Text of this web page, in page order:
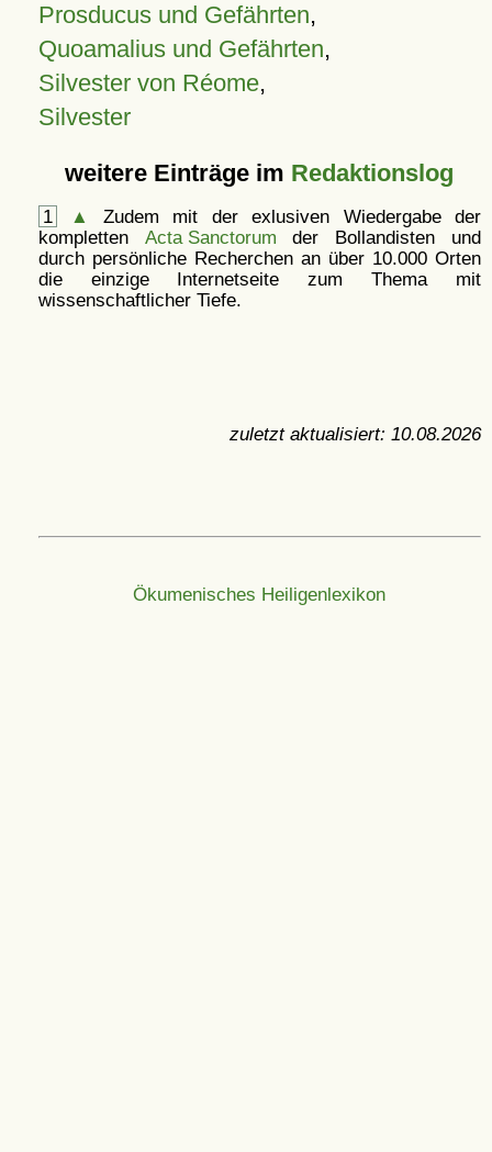
Prosducus und Gefährten,
Quoamalius und Gefährten,
Silvester von Réome,
Silvester
weitere Einträge im Redaktionslog
1 ▲
Zudem mit der exlusiven Wiedergabe der
kompletten Acta Sanctorum der Bollandisten und
durch persönliche Recherchen an über 10.000 Orten
die einzige Internetseite zum Thema mit
wissenschaftlicher Tiefe.
zuletzt aktualisiert: 10.08.2026
Ökumenisches Heiligenlexikon